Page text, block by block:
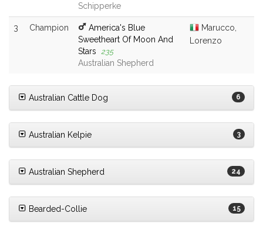
Schipperke
3 Champion
America's Blue
Sweetheart Of Moon And
Stars 235
Australian Shepherd
Marucco,
Lorenzo
Australian Cattle Dog 6
Australian Kelpie 3
Australian Shepherd 24
Bearded-Collie 15